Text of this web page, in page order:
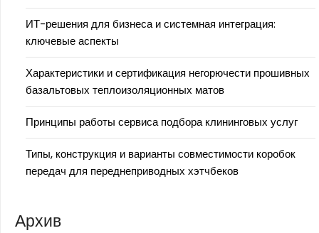
ИТ-решения для бизнеса и системная интеграция:
ключевые аспекты
Характеристики и сертификация негорючести прошивных
базальтовых теплоизоляционных матов
Принципы работы сервиса подбора клининговых услуг
Типы, конструкция и варианты совместимости коробок
передач для переднеприводных хэтчбеков
Архив